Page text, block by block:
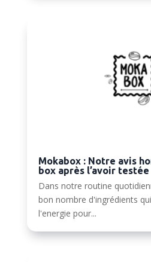
Mokabox : Notre avis
box après l’avoir testée
Dans notre routine
bon nombre d'ingrédients
l'energie pour...